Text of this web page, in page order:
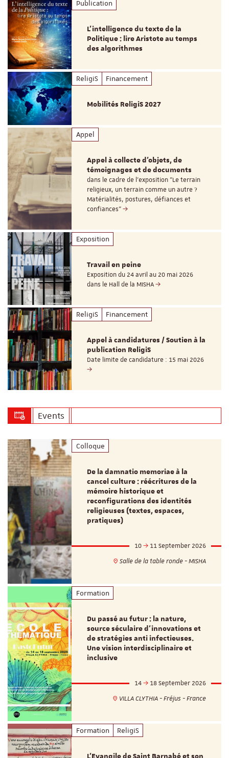
Publication
L’intelligence du texte de la
Politique : lire Aristote au temps
des algorithmes
ReligiS Financement
Mobilités ReligiS 2027
Appel
Appel à collecte d'objets, de
témoignages et de documents
dans le cadre de l'exposition "Le terrain
religieux, un terrain comme un autre ?
Matérialités, postures, défiances et
confiances"
Exposition
Travail en peine
Exposition du 24 avril au 20 mai 2026
dans le Hall de la MISHA
ReligiS Financement
Appel à candidatures / Soutien à la
publication ReligiS
Date limite de candidature : 15 mai 2026
Events
Colloque
De la damnatio memoriae à la
cancel culture : réécritures de la
mémoire historique et
reconfigurations des identités
religieuses (textes, espaces,
pratiques)
10
11 September 2026
Salle de la table ronde - MISHA
Formation
Du passé au futur : la nature,
source séculaire d’innovations et
de stratégies anti infectieuses.
Une vision interdisciplinaire et
inclusive
14
18 September 2026
VILLA CLYTHIA - Fréjus - France
Formation ReligiS